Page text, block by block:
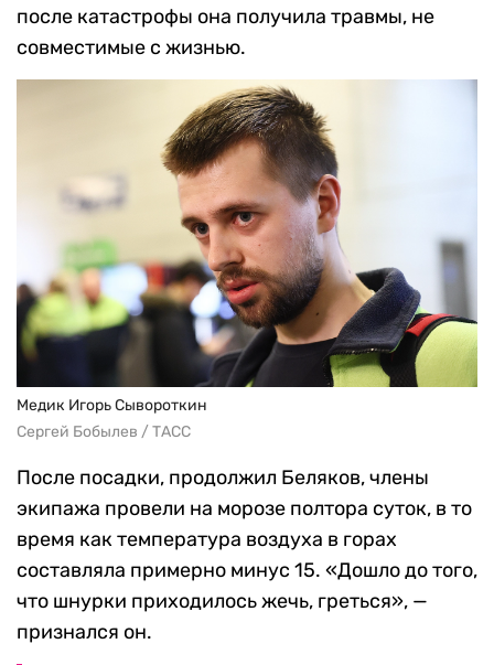
после катастрофы она получила травмы, не
совместимые с жизнью.
Медик Игорь Сывороткин
Сергей Бобылев / ТАСС
После посадки, продолжил Беляков, члены
экипажа провели на морозе полтора суток, в то
время как температура воздуха в горах
составляла примерно минус 15. «Дошло до того,
что шнурки приходилось жечь, греться», —
признался он.